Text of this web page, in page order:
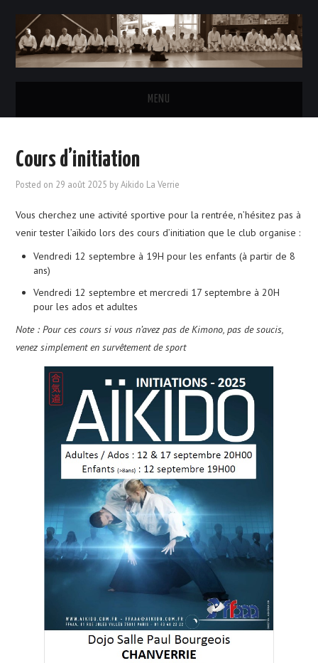
MENU
CALENDRIER
PHOTOS
NOUS CONTACTER
Cours d’initiation
Posted on 29 août 2025 byAikido La Verrie
Vous cherchez une activité sportive pour la rentrée, n’hésitez pas à
venir tester l’aïkido lors des cours d’initiation que le club organise :
Vendredi 12 septembre à 19H pour les enfants (à partir de 8
ans)
Vendredi 12 septembre et mercredi 17 septembre à 20H
pour les ados et adultes
Note : Pour ces cours si vous n’avez pas de Kimono, pas de soucis,
venez simplement en survêtement de sport